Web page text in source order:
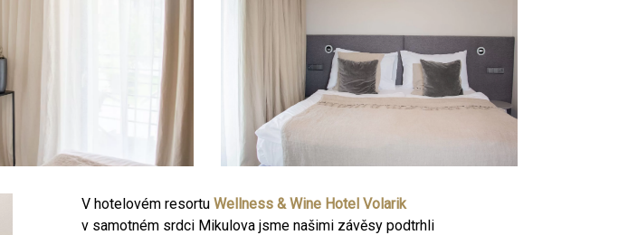
V hotelovém resortu Wellness & Wine Hotel Volarik
v samotném srdci Mikulova jsme našimi závěsy podtrhli